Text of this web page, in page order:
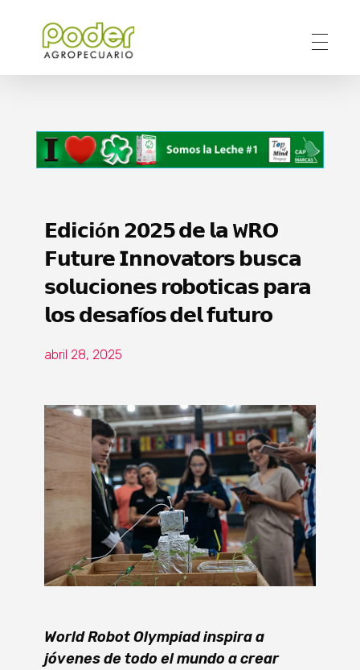
𝗘𝗱𝗶𝗰𝗶ó𝗻 𝟮𝟬𝟮𝟱 𝗱𝗲 𝗹𝗮 W𝗥𝗢
𝗙𝘂𝘁𝘂𝗿𝗲 𝗜𝗻𝗻𝗼𝘃𝗮𝘁𝗼𝗿𝘀 𝗯𝘂𝘀𝗰𝗮
𝘀𝗼𝗹𝘂𝗰𝗶𝗼𝗻𝗲𝘀 𝗿𝗼𝗯𝗼𝘁𝗶𝗰𝗮𝘀 𝗽𝗮𝗿𝗮
𝗹𝗼𝘀 𝗱𝗲𝘀𝗮𝗳í𝗼𝘀 𝗱𝗲𝗹 𝗳𝘂𝘁𝘂𝗿𝗼
abril 28, 2025
World Robot Olympiad inspira a
jóvenes de todo el mundo a crear